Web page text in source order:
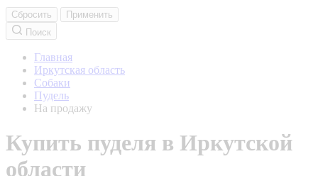
Сбросить
Применить
Поиск
Главная
Иркутская область
Собаки
Пудель
На продажу
Купить пуделя в Иркутской
области